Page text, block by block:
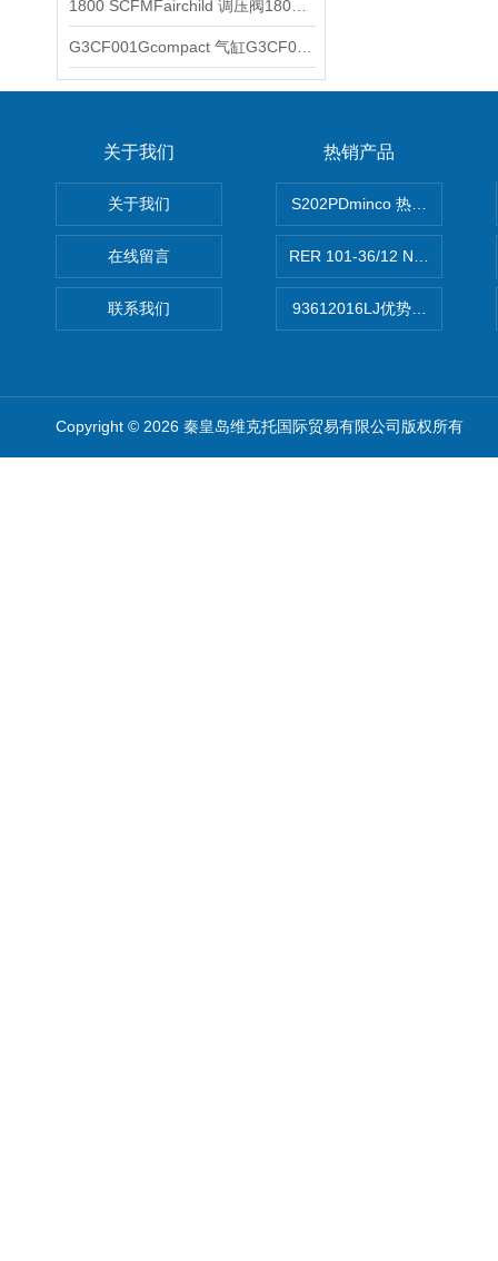
关于我们
关于我们
在线留言
联系我们
热销产品
S202PDminco 热电阻
RER 101-36/12 NHH离心
93612016LJ优势供应美国
Copyright © 2026 秦皇岛维克托国际贸易有限公司版权所有